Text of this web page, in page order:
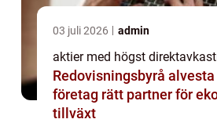
03 juli 2026 admin
aktier med högst
Redovisningsbyrå alvesta så väljer
företag rätt partner för
tillväxt